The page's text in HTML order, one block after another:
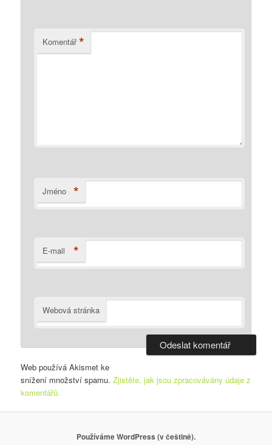
Komentář *
Jméno *
E-mail *
Webová stránka
Web používá Akismet ke
snížení množství spamu.Zjistěte, jak jsou zpracovávány údaje z
komentářů.
Používáme WordPress (v češtině).